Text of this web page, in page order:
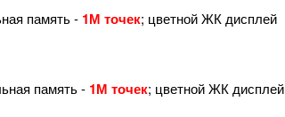
память - 1М точек; цветной ЖК дисплей
память - 1М точек; цветной ЖК дисплей